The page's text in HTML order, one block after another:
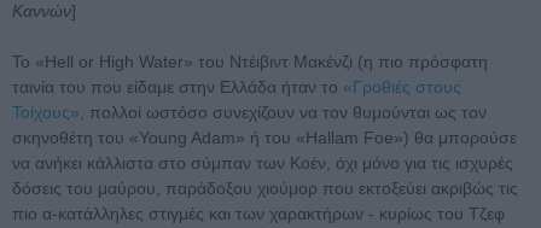
Καννών]
Το «Hell or High Water» του Ντέιβιντ Μακένζι (η πιο πρόσφατη
ταινία του που είδαμε στην Ελλάδα ήταν το «Γροθιές στους
Τοίχους» , πολλοί ωστόσο συνεχίζουν να τον θυμούνται ως τον
σκηνοθέτη του «Young Adam» ή του «Hallam Foe») θα μπορούσε
να ανήκει κάλλιστα στο σύμπαν των Κοέν, όχι μόνο για τις ισχυρές
δόσεις του μαύρου, παράδοξου χιούμορ που εκτοξεύει ακριβώς τις
πιο α-κατάλληλες στιγμές και των χαρακτήρων - κυρίως του Τζεφ